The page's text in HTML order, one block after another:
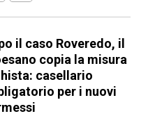
il caso Roveredo, il
copia la misura
casellario
per i nuovi